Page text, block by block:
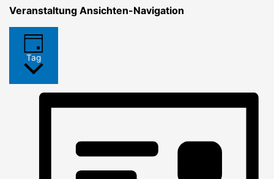
Veranstaltung Ansichten-Navigation
Tag